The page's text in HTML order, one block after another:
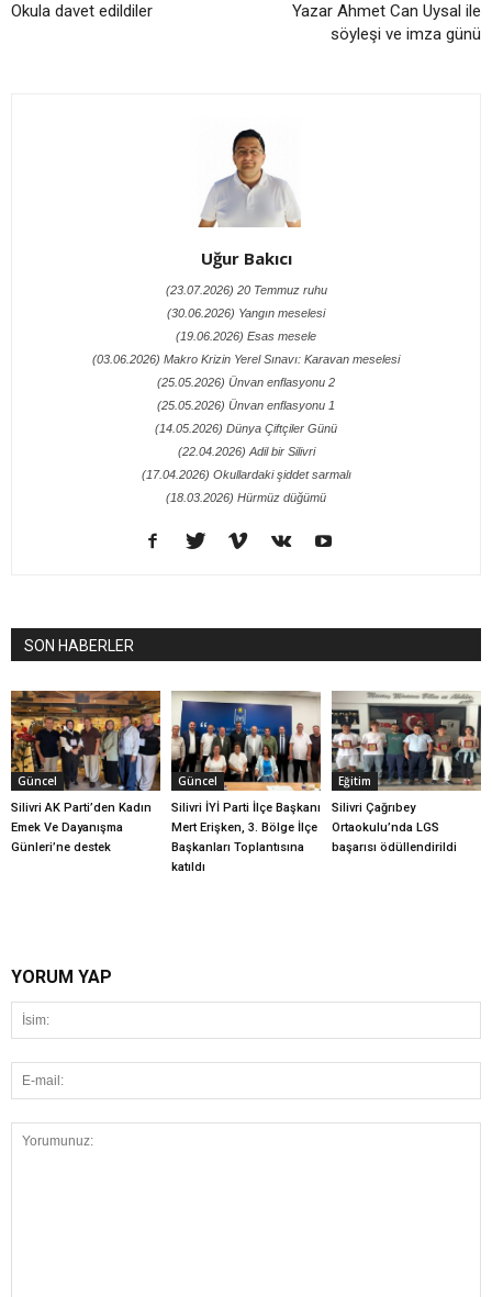
Okula davet edildiler
Yazar Ahmet Can Uysal ile
söyleşi ve imza günü
Uğur Bakıcı
(23.07.2026) 20 Temmuz ruhu
(30.06.2026) Yangın meselesi
(19.06.2026) Esas mesele
(03.06.2026) Makro Krizin Yerel Sınavı: Karavan meselesi
(25.05.2026) Ünvan enflasyonu 2
(25.05.2026) Ünvan enflasyonu 1
(14.05.2026) Dünya Çiftçiler Günü
(22.04.2026) Adil bir Silivri
(17.04.2026) Okullardaki şiddet sarmalı
(18.03.2026) Hürmüz düğümü
SON HABERLER
Güncel
Silivri AK Parti’den Kadın
Emek Ve Dayanışma
Günleri’ne destek
Güncel
Silivri İYİ Parti İlçe Başkanı
Mert Erişken, 3. Bölge İlçe
Başkanları Toplantısına
katıldı
Eğitim
Silivri Çağrıbey
Ortaokulu’nda LGS
başarısı ödüllendirildi
YORUM YAP